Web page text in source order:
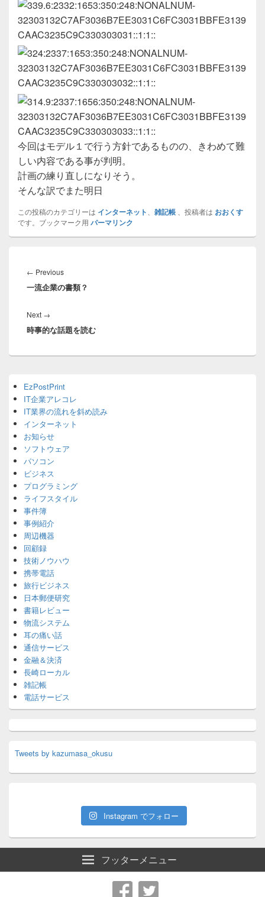
今回はモデル１で行う方針であるものの、きわめて難
しい内容である事が判明。
計画の練り直しになりそう。
そんな訳でまた明日
この投稿のカテゴリーは インターネット 雑記帳 、投稿者は おおくす
です。ブックマーク用 パーマリンク
稿
ナ
ゲ
ー
シ
← PreviousPrevious
post:
一流企業の書類？
Next →
post:
時事的な話題を読む
Sidebar
Widget
Area
EzPostPrint
IT企業アレコレ
IT業界の流れを斜め読み
インターネット
お知らせ
ソフトウェア
パソコン
ビジネス
プログラミング
ライフスタイル
事件簿
事例紹介
周辺機器
回顧録
技術ノウハウ
携帯電話
旅行ビジネス
日本郵便研究
書籍レビュー
物流システム
耳の痛い話
通信サービス
金融＆決済
長崎ローカル
雑記帳
電話サービス
Tweets by kazumasa_okusu
Instagram でフォロー
フッターメニュー